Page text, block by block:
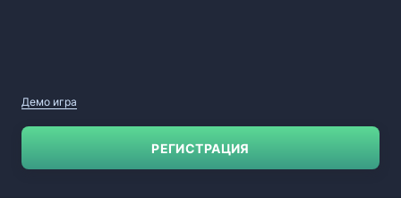
Демо игра
РЕГИСТРАЦИЯ